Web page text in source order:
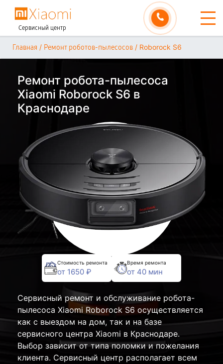
Сервисный центр
Главная / Ремонт роботов-пылесосов / Roborock S6
Ремонт робота-пылесоса
Xiaomi Roborock S6 в
Краснодаре
Стоимость ремонта
от 1650 ₽
Время ремонта
от 40 мин
Сервисный ремонт и обслуживание робота-
пылесоса Xiaomi Roborock S6 осуществляется
как с выездом на дом, так и на базе
сервисного центра Xiaomi в Краснодаре.
Выбор зависит от типа поломки и пожелания
клиента. Сервисный центр располагает всем